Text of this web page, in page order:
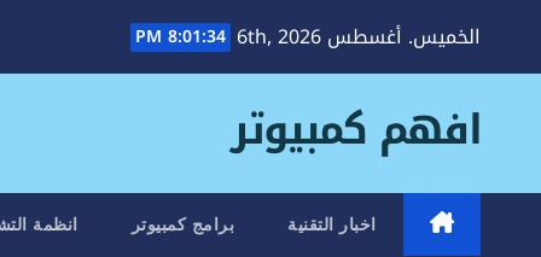
الخميس. أغسطس 6th, 2026 8:01:35 PM
افهم كمبيوتر
اخبار التقنية برامج كمبيوتر انظمة